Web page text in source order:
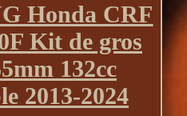
Honda CRF
Kit de gros
132cc
2013-2024